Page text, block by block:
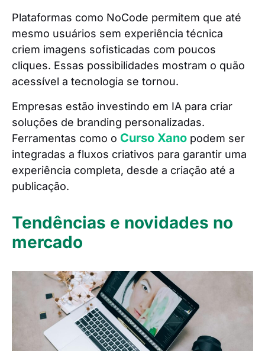
Plataformas como NoCode permitem que até
mesmo usuários sem experiência técnica
criem imagens sofisticadas com poucos
cliques. Essas possibilidades mostram o quão
acessível a tecnologia se tornou.
Empresas estão investindo em IA para criar
soluções de branding personalizadas.
Ferramentas como o Curso Xano podem ser
integradas a fluxos criativos para garantir uma
experiência completa, desde a criação até a
publicação.
Tendências e novidades no
mercado